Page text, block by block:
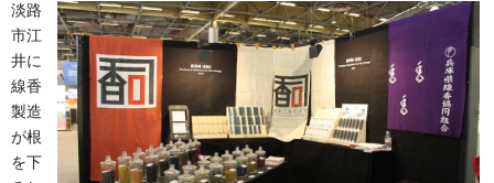
淡路
市江
井に
線香
製造
が根
を下